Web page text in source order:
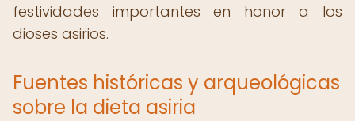
festividades importantes en honor a los
dioses asirios.
Fuentes históricas y arqueológicas
sobre la dieta asiria